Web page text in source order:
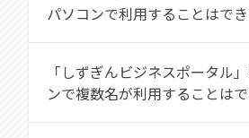
のみ、電子証明書発行アプリ
また、iPad・iPhoneでは本サ
ご利用いただけません。
詳しくはこちらをご確認くだ
パソコンで利用することはで
ご利用可能です。ただし、電
用されるお客さまで、複数の
される場合は、パソコンご
「しずぎんビジネスポータル
ンで複数名が利用することは